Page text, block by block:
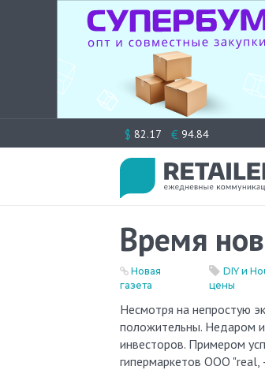
к
$ 82.17 € 94.84
Время
Новая
газета
DIY и
цены
Несмотря на непростую экономическую ситуацию, прогнозы по развитию рынка розничной торговли
положительны. Недаром
инвесторов. Примером
гипермаркетов ООО "real,